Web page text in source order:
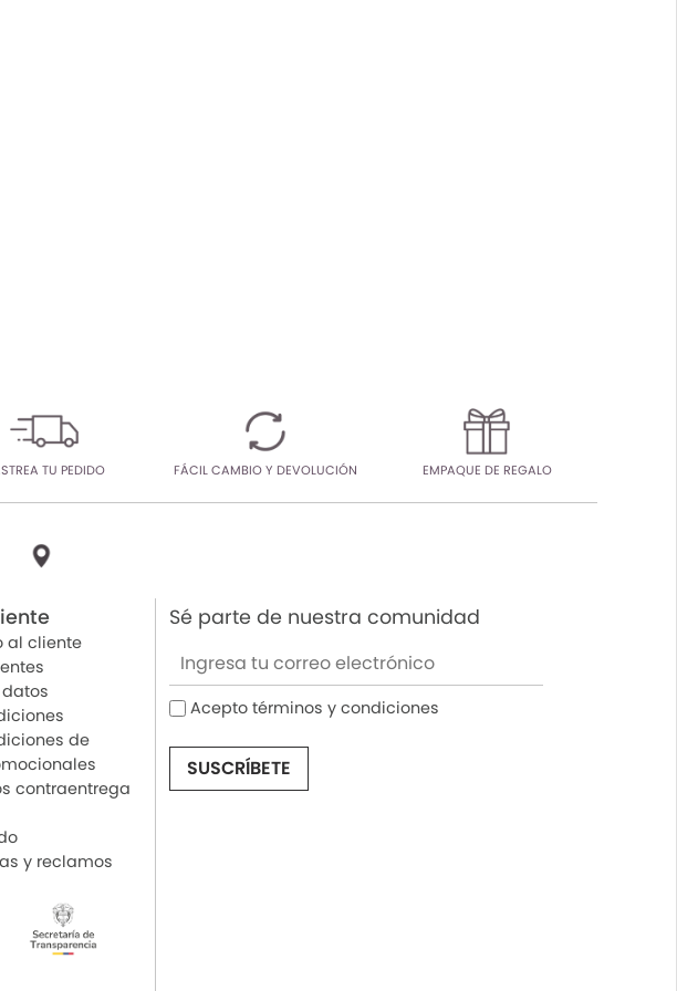
TU PEDIDO FÁCIL CAMBIO Y DEVOLUCIÓN EMPAQUE DE REGALO
al cliente
de
contraentrega
y reclamos
Sé parte de nuestra comunidad
Acepto términos y condiciones